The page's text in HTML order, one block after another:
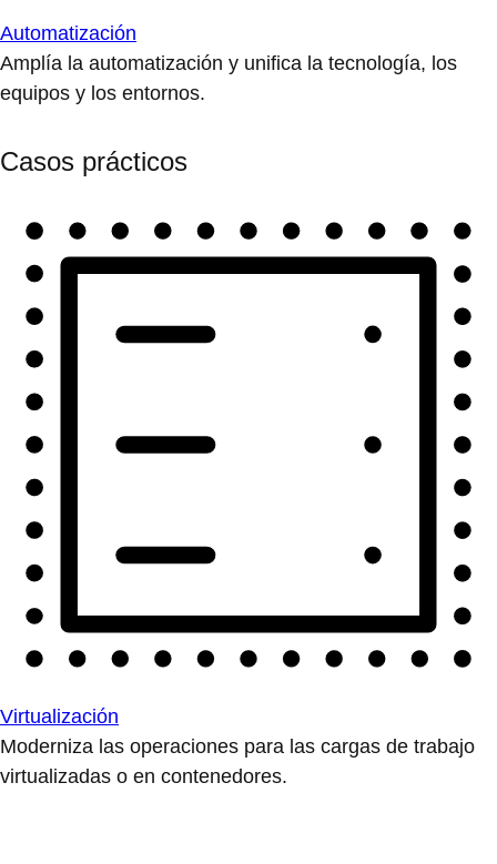
Automatización
Amplía la automatización y unifica la tecnología, los
equipos y los entornos.
Casos prácticos
Virtualización
Moderniza las operaciones para las cargas de trabajo
virtualizadas o en contenedores.